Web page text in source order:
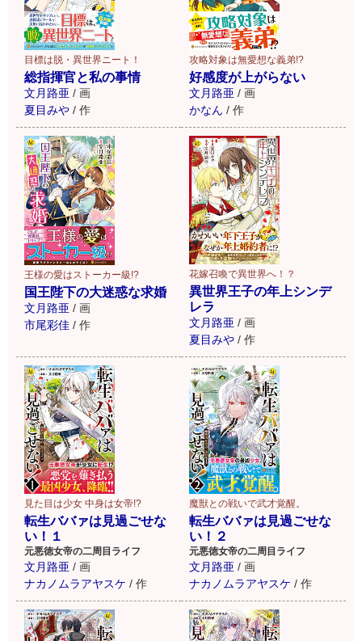
目標は脱・異世界ニート！
総指揮官と私の事情
文月路亜 / 画
夏目みや / 作
攻略対象は無愛想な義弟!?
好感度が上がらない
文月路亜 / 画
かなん / 作
王様の愛はストーカー級!?
国王陛下の大迷惑な求婚
文月路亜 / 画
市尾彩佳 / 作
花嫁召喚で異世界へ！？
異世界王子の年上シンデ
レラ
文月路亜 / 画
夏目みや / 作
見た目は少女 中身は女帝!?
転生ババァは見過ごせな
い！１
元悪徳女帝の二周目ライフ
文月路亜 / 画
ナカノムラアヤスケ / 作
魔獣との戦いで武才覚醒。
転生ババァは見過ごせな
い！２
元悪徳女帝の二周目ライフ
文月路亜 / 画
ナカノムラアヤスケ / 作